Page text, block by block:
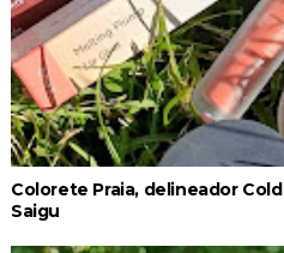
Colorete Praia, delineador
Saigu